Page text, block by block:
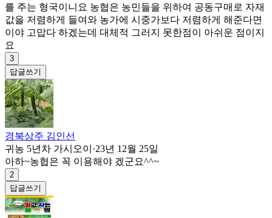
를 주는 형국이니요 농협은 농민들을 위하여 공동구매로 자재
값을 저렴하게 들여와 농가에 시중가보다 저렴하게 해준다면
이야 고맙다 하겠는데 대체적 그러지 못한점이 아쉬운 점이지
요
3
답글쓰기
경북상주 김인선
귀농 5년차 가시오이 ·23년 12월 25일
아하~농협은 꼭 이용해야 겠군요^^~
2
답글쓰기